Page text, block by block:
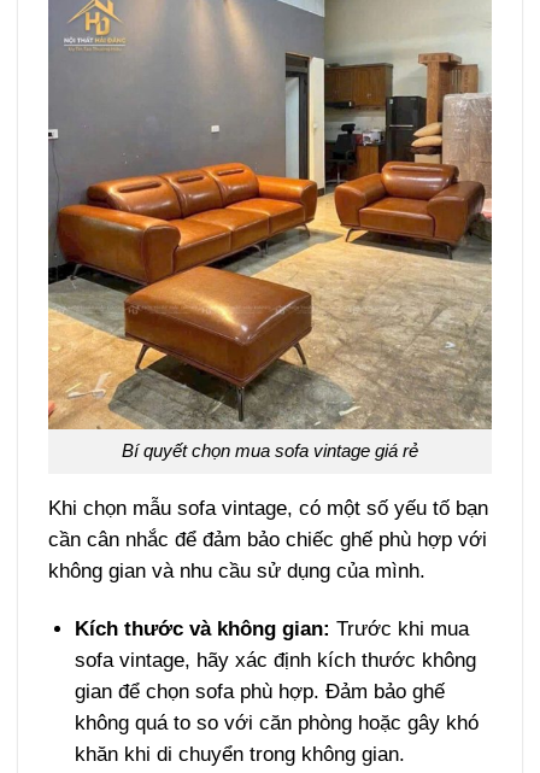
Bí quyết chọn mua sofa vintage giá rẻ
Khi chọn mẫu sofa vintage, có một số yếu tố bạn
cần cân nhắc để đảm bảo chiếc ghế phù hợp với
không gian và nhu cầu sử dụng của mình.
Kích thước và không gian: Trước khi mua
sofa vintage, hãy xác định kích thước không
gian để chọn sofa phù hợp. Đảm bảo ghế
không quá to so với căn phòng hoặc gây khó
khăn khi di chuyển trong không gian.